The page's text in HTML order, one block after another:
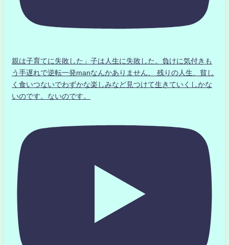
親は子育てに失敗した」子は人生に失敗した。負けに気付きも
う手遅れで逆転一発manなんかありません、 残りの人生、貧し
く食いつないでわずかな楽しみなど見つけて生きていくしかな
いのです。ないのです。